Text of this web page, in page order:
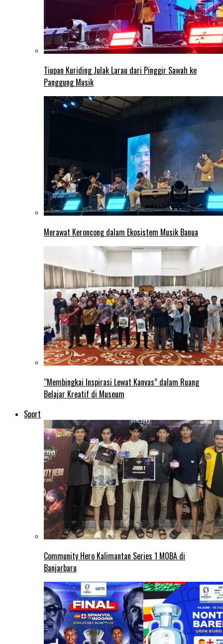
Tiupan Kuriding Julak Larau dari Pinggir Sawah ke
Panggung Musik
Merawat Keroncong dalam Ekosistem Musik Banua
“Membingkai Inspirasi Lewat Kanvas” dalam Ruang
Belajar Kreatif di Museum
Sport
Community Hero Kalimantan Series 1 MOBA di
Banjarbaru